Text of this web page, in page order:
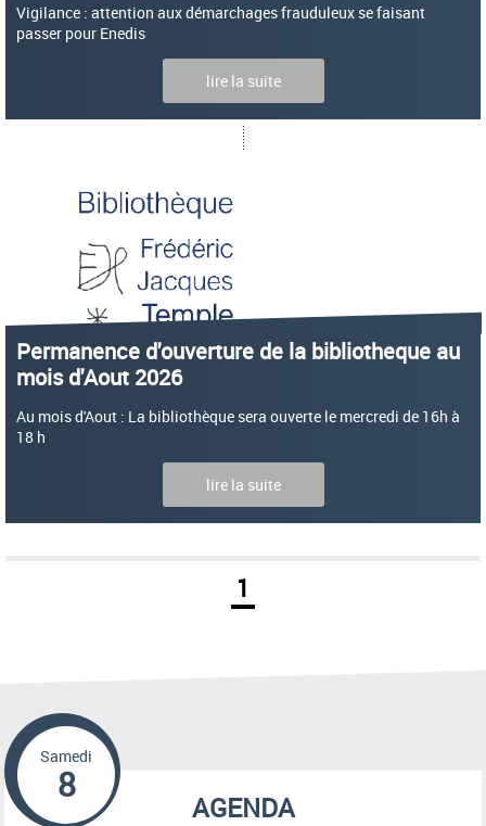
Vigilance : attention aux démarchages frauduleux se faisant
passer pour Enedis
lire la suite
Permanence d'ouverture de la bibliotheque au
mois d'Aout 2026
Au mois d'Aout : La bibliothèque sera ouverte le mercredi de 16h à
18 h
lire la suite
1
AGENDA
Samedi
8